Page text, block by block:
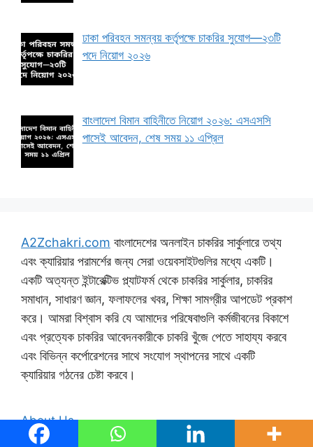
ঢাকা পরিবহন সমন্বয় কর্তৃপক্ষে চাকরির সুযোগ—২৩টি
পদে নিয়োগ ২০২৬
বাংলাদেশ বিমান বাহিনীতে নিয়োগ ২০২৬: এসএসসি
পাসেই আবেদন, শেষ সময় ১১ এপ্রিল
A2Zchakri.com বাংলাদেশের অনলাইন চাকরির সার্কুলারে তথ্য
এবং ক্যারিয়ার পরামর্শের জন্য সেরা ওয়েবসাইটগুলির মধ্যে একটি।
একটি অত্যন্ত ইন্টারেক্টিভ প্ল্যাটফর্ম থেকে চাকরির সার্কুলার, চাকরির
সমাধান, সাধারণ জ্ঞান, ফলাফলের খবর, শিক্ষা সামগ্রীর আপডেট প্রকাশ
করে। আমরা বিশ্বাস করি যে আমাদের পরিষেবাগুলি কর্মজীবনের বিকাশে
এবং প্রত্যেক চাকরির আবেদনকারীকে চাকরি খুঁজে পেতে সাহায্য করবে
এবং বিভিন্ন কর্পোরেশনের সাথে সংযোগ স্থাপনের সাথে একটি
ক্যারিয়ার গঠনের চেষ্টা করবে।
About Us
Disclaimer